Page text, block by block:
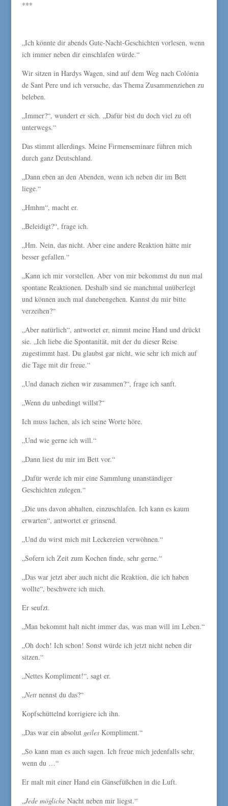
***
„Ich könnte dir abends Gute-Nacht-Geschichten vorlesen, wenn
ich immer neben dir einschlafen würde.“
Wir sitzen in Hardys Wagen, sind auf dem Weg nach Colónia
de Sant Pere und ich versuche, das Thema Zusammenziehen zu
beleben.
„Immer?“, wundert er sich. „Dafür bist du doch viel zu oft
unterwegs.“
Das stimmt allerdings. Meine Firmenseminare führen mich
durch ganz Deutschland.
„Dann eben an den Abenden, wenn ich neben dir im Bett
liege.“
„Hmhm“, macht er.
„Beleidigt?“, frage ich.
„Hm. Nein, das nicht. Aber eine andere Reaktion hätte mir
besser gefallen.“
„Kann ich mir vorstellen. Aber von mir bekommst du nun mal
spontane Reaktionen. Deshalb sind sie manchmal unüberlegt
und können auch mal danebengehen. Kannst du mir bitte
verzeihen?“
„Aber natürlich“, antwortet er, nimmt meine Hand und drückt
sie. „Ich liebe die Spontanität, mit der du dieser Reise
zugestimmt hast. Du glaubst gar nicht, wie sehr ich mich auf
die Tage mit dir freue.“
„Und danach ziehen wir zusammen?“, frage ich sanft.
„Wenn du unbedingt willst?“
Ich muss lachen, als ich seine Worte höre.
„Und wie gerne ich will.“
„Dann liest du mir im Bett vor.“
„Dafür werde ich mir eine Sammlung unanständiger
Geschichten zulegen.“
„Die uns davon abhalten, einzuschlafen. Ich kann es kaum
erwarten“, antwortet er grinsend.
„Und du wirst mich mit Leckereien verwöhnen.“
„Sofern ich Zeit zum Kochen finde, sehr gerne.“
„Das war jetzt aber auch nicht die Reaktion, die ich haben
wollte“, beschwere ich mich.
Er seufzt.
„Man bekommt halt nicht immer das, was man will im Leben.“
„Oh doch! Ich schon! Sonst würde ich jetzt nicht neben dir
sitzen.“
„Nettes Kompliment!“, sagt er.
„Nettnennst du das?“
Kopfschüttelnd korrigiere ich ihn.
„Das war ein absolut geilesKompliment.“
„So kann man es auch sagen. Ich freue mich jedenfalls sehr,
wenn du …“
Er malt mit einer Hand ein Gänsefüßchen in die Luft.
„Jede möglicheNacht neben mir liegst.“